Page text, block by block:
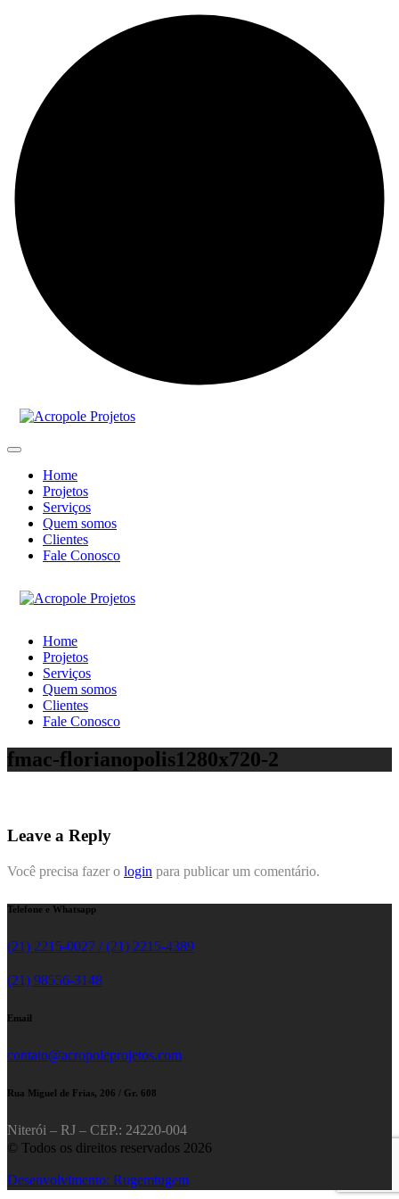
Home
Projetos
Serviços
Quem somos
Clientes
Fale Conosco
Home
Projetos
Serviços
Quem somos
Clientes
Fale Conosco
fmac-florianopolis1280x720-2
Leave a Reply
Você precisa fazer o login para publicar um comentário.
Telefone e Whatsapp
(21) 2215-0027 / (21) 2215-4389
(21) 98556-3148
Email
contato@acropoleprojetos.com
Rua Miguel de Frias, 206 / Gr. 608
Niterói – RJ – CEP.: 24220-004
© Todos os direitos reservados 2026
Desenvolvimento: Rugemtugem